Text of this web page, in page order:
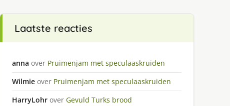
Laatste reacties
anna over Pruimenjam met speculaaskruiden
Wilmie over Pruimenjam met speculaaskruiden
HarryLohr over Gevuld Turks brood